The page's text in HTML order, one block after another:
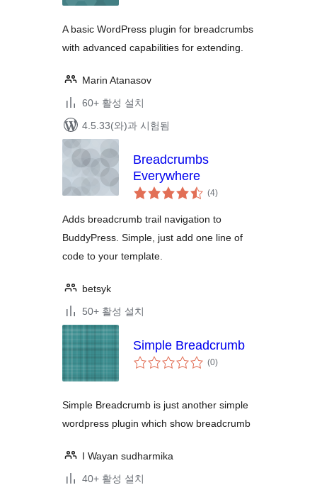
A basic WordPress plugin for breadcrumbs
with advanced capabilities for extending.
Marin Atanasov
60+ 활성 설치
4.5.33(와)과 시험됨
Breadcrumbs
Everywhere
(4전
체
점
)
Adds breadcrumb trail navigation to
BuddyPress. Simple, just add one line of
code to your template.
betsyk
50+ 활성 설치
Simple Breadcrumb
(0전
체)
Simple Breadcrumb is just another simple
wordpress plugin which show breadcrumb
I Wayan sudharmika
40+ 활성 설치